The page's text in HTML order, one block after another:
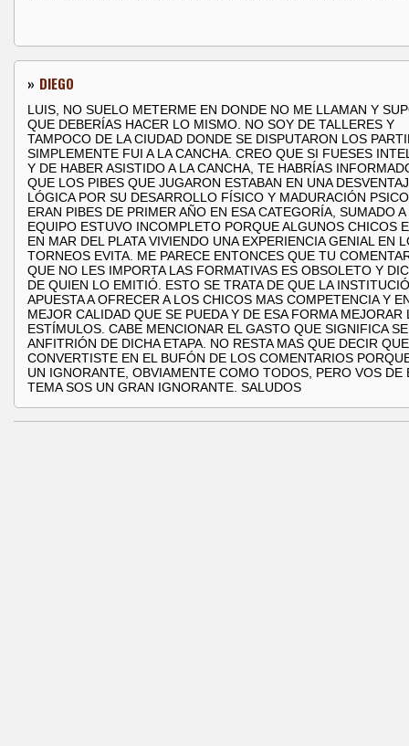
» DIEGO
LUIS, NO SUELO METERME EN DONDE NO ME LLAMAN Y
QUE DEBERÍAS HACER LO MISMO. NO SOY DE TALLERES Y
TAMPOCO DE LA CIUDAD DONDE SE DISPUTARON LOS
SIMPLEMENTE FUI A LA CANCHA. CREO QUE SI FUESES
Y DE HABER ASISTIDO A LA CANCHA, TE HABRÍAS
QUE LOS PIBES QUE JUGARON ESTABAN EN UNA
LÓGICA POR SU DESARROLLO FÍSICO Y MADURACIÓN
ERAN PIBES DE PRIMER AÑO EN ESA CATEGORÍA, SUMADO A
EQUIPO ESTUVO INCOMPLETO PORQUE ALGUNOS CHICOS
EN MAR DEL PLATA VIVIENDO UNA EXPERIENCIA GENIAL EN
TORNEOS EVITA. ME PARECE ENTONCES QUE TU
QUE NO LES IMPORTA LAS FORMATIVAS ES OBSOLETO Y
DE QUIEN LO EMITIÓ. ESTO SE TRATA DE QUE LA
APUESTA A OFRECER A LOS CHICOS MAS COMPETENCIA Y
MEJOR CALIDAD QUE SE PUEDA Y DE ESA FORMA MEJORAR
ESTÍMULOS. CABE MENCIONAR EL GASTO QUE SIGNIFICA
ANFITRIÓN DE DICHA ETAPA. NO RESTA MAS QUE DECIR
CONVERTISTE EN EL BUFÓN DE LOS COMENTARIOS
UN IGNORANTE, OBVIAMENTE COMO TODOS, PERO VOS DE
TEMA SOS UN GRAN IGNORANTE. SALUDOS